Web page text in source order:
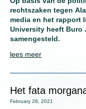
rechtszaken tegen
media en het rapport
University heeft Buro
samengesteld.
lees meer
Het fata
February 28, 2021